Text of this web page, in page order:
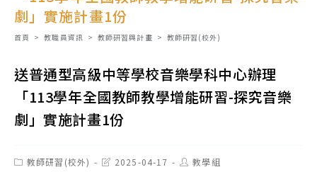
劇」實施計畫1份
首頁 > 教職員資訊 > 教師研習與計畫 > 教師研習(校外)
送普通型高級中等學校音樂學科中心辦理
「113學年全國教師教學增能研習-探究音樂
劇」實施計畫1份
Post教師研習(校外)
Post2025-04-17
Post教學組